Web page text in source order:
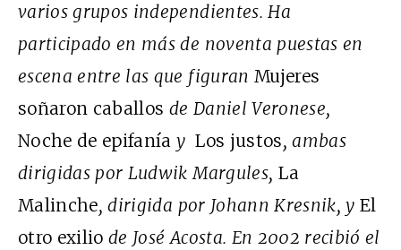
varios grupos independientes. Ha
participado en más de noventa puestas en
escena entre las que figuran Mujeres
soñaron caballos de Daniel Veronese,
Noche de epifanía y Los justos, ambas
dirigidas por Ludwik Margules, La
Malinche, dirigida por Johann Kresnik, yEl
otro exilio de José Acosta. En 2002 recibió el